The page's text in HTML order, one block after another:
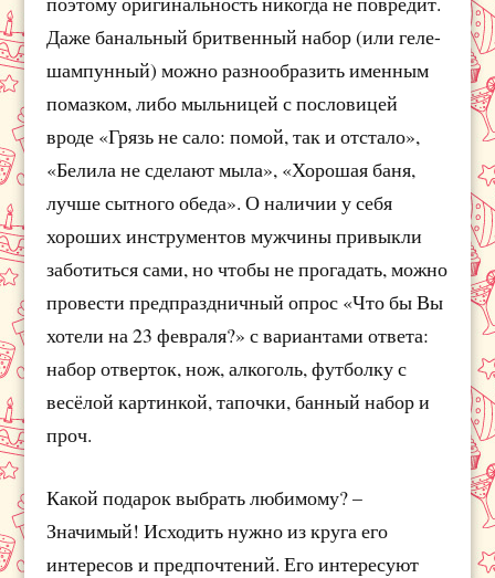
Даже банальный бритвенный набор (или геле-
шампунный) можно разнообразить именным
помазком, либо мыльницей с пословицей
вроде «Грязь не сало: помой, так и отстало»,
«Белила не сделают мыла», «Хорошая баня,
лучше сытного обеда». О наличии у себя
хороших инструментов мужчины привыкли
заботиться сами, но чтобы не прогадать, можно
провести предпраздничный опрос «Что бы Вы
хотели на 23 февраля?» с вариантами ответа:
набор отверток, нож, алкоголь, футболку с
весёлой картинкой, тапочки, банный набор и
проч.
Какой подарок выбрать любимому? –
Значимый! Исходить нужно из круга его
интересов и предпочтений. Его интересуют